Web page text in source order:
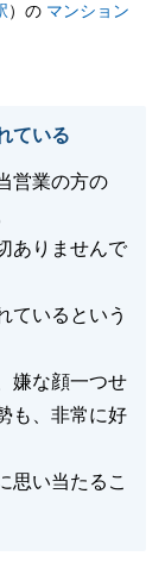
でもお気軽に
）の マンション
ている
営業の方の
ありませんで
ているという
嫌な顔一つせ
も、非常に好
思い当たるこ